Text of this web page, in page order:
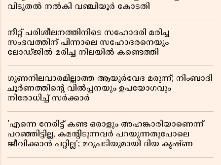
വിടുതൽ നൽകി വഞ്ചിയൂർ കോടതി
നീറ്റ് പരിശീലനത്തിനിടെ സഹോദരി മരിച്ച
സംഭവത്തിന് പിന്നാലെ സഹോദരനെയും
ലോഡ്ജിൽ മരിച്ച നിലയിൽ കണ്ടെത്തി
ഗുണനിലവാരമില്ലാത്ത ആയുർവേദ മരുന്ന്; നിംബാദി
ചൂർണത്തിൻ്റെ വിൽപ്പനയും ഉപയോഗവും
നിരോധിച്ച് സർക്കാർ
'എന്നെ നേരിട്ട് കണ്ട ഒരാളും അഹങ്കാരിയാണെന്ന്
പറഞ്ഞിട്ടില്ല, കമൻ്റിടുന്നവർ പറയുന്നതുപോലെ
ജീവിക്കാൻ പറ്റില്ല'; മറുപടിയുമായി ദിയ കൃഷ്ണ